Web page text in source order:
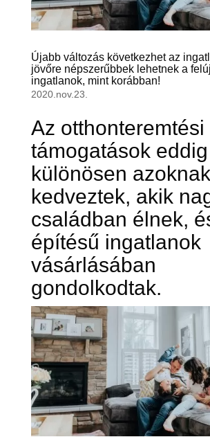
Újabb változás következhet az
jövőre népszerűbbek lehetnek a
ingatlanok, mint korábban!
2020.nov.23.
Az otthonteremtési
támogatások eddig
különösen azoknak
kedveztek, akik
családban élnek,
építésű ingatlanok
vásárlásában
gondolkodtak.